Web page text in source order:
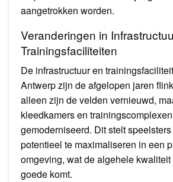
aangetrokken worden.
Veranderingen in
Trainingsfaciliteiten
De infrastructuur en
Antwerp zijn de afgelopen jaren
alleen zijn de velden vernieuwd,
kleedkamers en
gemoderniseerd. Dit stelt
potentieel te maximaliseren in een
omgeving, wat de algehele kwaliteit
goede komt.